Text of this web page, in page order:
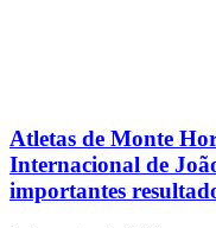
Atletas de Monte
Internacional de
importantes